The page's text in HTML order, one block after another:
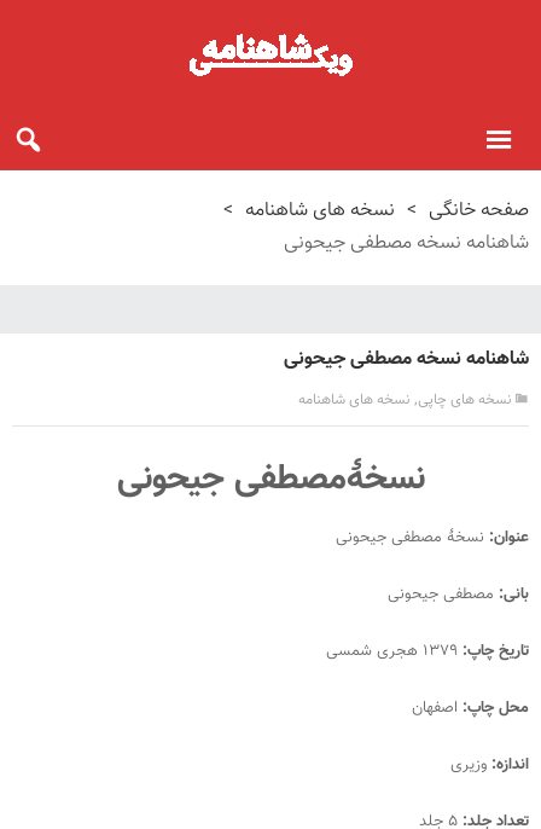
صفحه خانگی > نسخه های شاهنامه >
شاهنامه نسخه مصطفی جیحونی
شاهنامه نسخه مصطفی جیحونی
نسخه های چاپی, نسخه های شاهنامه
نسخۀمصطفی جیحونی
عنوان: نسخۀ مصطفی جیحونی
بانی: مصطفی جیحونی
تاریخ چاپ:
محل چاپ: اصفهان
اندازه: وزیری
تعداد جلد: